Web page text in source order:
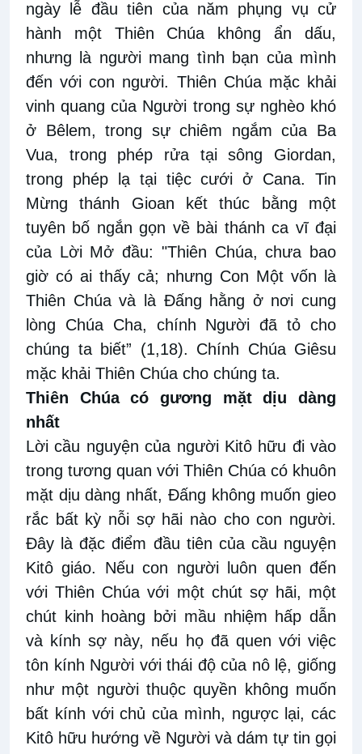
ngày lễ đầu tiên của năm phụng vụ cử
hành một Thiên Chúa không ẩn dấu,
nhưng là người mang tình bạn của mình
đến với con người. Thiên Chúa mặc khải
vinh quang của Người trong sự nghèo khó
ở Bêlem, trong sự chiêm ngắm của Ba
Vua, trong phép rửa tại sông Giordan,
trong phép lạ tại tiệc cưới ở Cana. Tin
Mừng thánh Gioan kết thúc bằng một
tuyên bố ngắn gọn về bài thánh ca vĩ đại
của Lời Mở đầu: "Thiên Chúa, chưa bao
giờ có ai thấy cả; nhưng Con Một vốn là
Thiên Chúa và là Đấng hằng ở nơi cung
lòng Chúa Cha, chính Người đã tỏ cho
chúng ta biết” (1,18). Chính Chúa Giêsu
mặc khải Thiên Chúa cho chúng ta.
Thiên Chúa có gương mặt dịu dàng
nhất
Lời cầu nguyện của người Kitô hữu đi vào
trong tương quan với Thiên Chúa có khuôn
mặt dịu dàng nhất, Đấng không muốn gieo
rắc bất kỳ nỗi sợ hãi nào cho con người.
Đây là đặc điểm đầu tiên của cầu nguyện
Kitô giáo. Nếu con người luôn quen đến
với Thiên Chúa với một chút sợ hãi, một
chút kinh hoàng bởi mầu nhiệm hấp dẫn
và kính sợ này, nếu họ đã quen với việc
tôn kính Người với thái độ của nô lệ, giống
như một người thuộc quyền không muốn
bất kính với chủ của mình, ngược lại, các
Kitô hữu hướng về Người và dám tự tin gọi